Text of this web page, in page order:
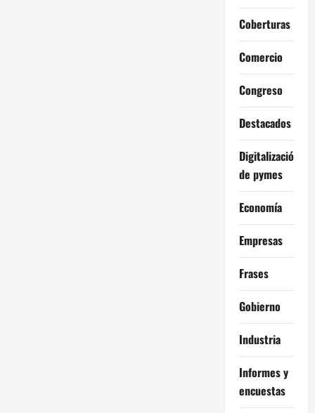
Coberturas
Comercio
Congreso
Destacados
Digitalización
de pymes
Economía
Empresas
Frases
Gobierno
Industria
Informes y
encuestas